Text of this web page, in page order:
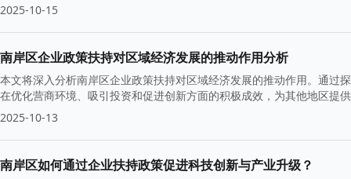
2025-10-15
南岸区企业政策扶持对区域经济发展的推动作用分析
本文将深入分析南岸区企业政策扶持对区域经济发展的推动作用。通过
在优化营商环境、吸引投资和促进创新方面的积极成效，为其他地区提
2025-10-13
南岸区如何通过企业扶持政策促进科技创新与产业升级？